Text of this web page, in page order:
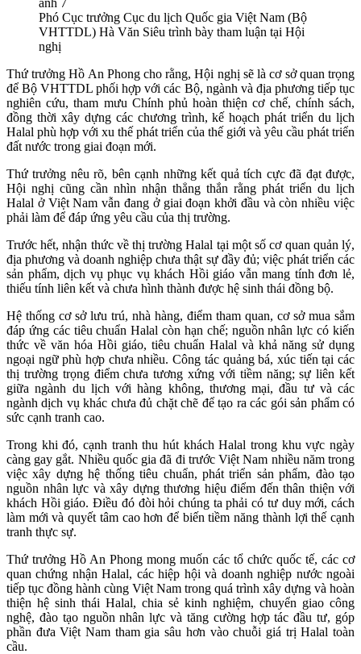
Phó Cục trưởng Cục du lịch Quốc gia Việt Nam (Bộ
VHTTDL) Hà Văn Siêu trình bày tham luận tại Hội
nghị
Thứ trưởng Hồ An Phong cho rằng, Hội nghị sẽ là cơ sở quan trọng
để Bộ VHTTDL phối hợp với các Bộ, ngành và địa phương tiếp tục
nghiên cứu, tham mưu Chính phủ hoàn thiện cơ chế, chính sách,
đồng thời xây dựng các chương trình, kế hoạch phát triển du lịch
Halal phù hợp với xu thế phát triển của thế giới và yêu cầu phát triển
đất nước trong giai đoạn mới.
Thứ trưởng nêu rõ, bên cạnh những kết quả tích cực đã đạt được,
Hội nghị cũng cần nhìn nhận thẳng thắn rằng phát triển du lịch
Halal ở Việt Nam vẫn đang ở giai đoạn khởi đầu và còn nhiều việc
phải làm để đáp ứng yêu cầu của thị trường.
Trước hết, nhận thức về thị trường Halal tại một số cơ quan quản lý,
địa phương và doanh nghiệp chưa thật sự đầy đủ; việc phát triển các
sản phẩm, dịch vụ phục vụ khách Hồi giáo vẫn mang tính đơn lẻ,
thiếu tính liên kết và chưa hình thành được hệ sinh thái đồng bộ.
Hệ thống cơ sở lưu trú, nhà hàng, điểm tham quan, cơ sở mua sắm
đáp ứng các tiêu chuẩn Halal còn hạn chế; nguồn nhân lực có kiến
thức về văn hóa Hồi giáo, tiêu chuẩn Halal và khả năng sử dụng
ngoại ngữ phù hợp chưa nhiều. Công tác quảng bá, xúc tiến tại các
thị trường trọng điểm chưa tương xứng với tiềm năng; sự liên kết
giữa ngành du lịch với hàng không, thương mại, đầu tư và các
ngành dịch vụ khác chưa đủ chặt chẽ để tạo ra các gói sản phẩm có
sức cạnh tranh cao.
Trong khi đó, cạnh tranh thu hút khách Halal trong khu vực ngày
càng gay gắt. Nhiều quốc gia đã đi trước Việt Nam nhiều năm trong
việc xây dựng hệ thống tiêu chuẩn, phát triển sản phẩm, đào tạo
nguồn nhân lực và xây dựng thương hiệu điểm đến thân thiện với
khách Hồi giáo. Điều đó đòi hỏi chúng ta phải có tư duy mới, cách
làm mới và quyết tâm cao hơn để biến tiềm năng thành lợi thế cạnh
tranh thực sự.
Thứ trưởng Hồ An Phong mong muốn các tổ chức quốc tế, các cơ
quan chứng nhận Halal, các hiệp hội và doanh nghiệp nước ngoài
tiếp tục đồng hành cùng Việt Nam trong quá trình xây dựng và hoàn
thiện hệ sinh thái Halal, chia sẻ kinh nghiệm, chuyển giao công
nghệ, đào tạo nguồn nhân lực và tăng cường hợp tác đầu tư, góp
phần đưa Việt Nam tham gia sâu hơn vào chuỗi giá trị Halal toàn
cầu.